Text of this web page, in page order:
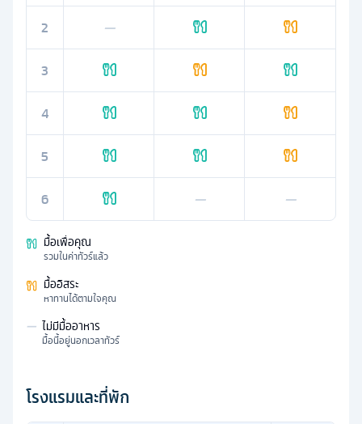
2
—
3
4
5
6 — —
มื้อเพื่อคุณ
รวมในค่าทัวร์แล้ว
มื้ออิสระ
หาทานได้ตามใจคุณ
— ไม่มีมื้ออาหาร
มื้อนี้อยู่นอกเวลาทัวร์
โรงแรมและที่พัก